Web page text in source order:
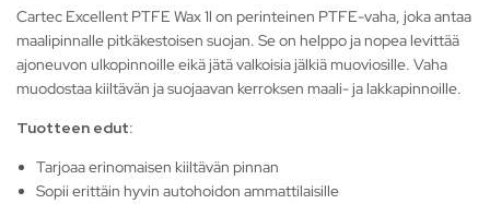
Cartec Excellent PTFE Wax 1l on perinteinen PTFE-vaha, joka antaa
maalipinnalle pitkäkestoisen suojan. Se on helppo ja nopea levittää
ajoneuvon ulkopinnoille eikä jätä valkoisia jälkiä muoviosille. Vaha
muodostaa kiiltävän ja suojaavan kerroksen maali- ja lakkapinnoille.
Tuotteen edut:
Tarjoaa erinomaisen kiiltävän pinnan
Sopii erittäin hyvin autohoidon ammattilaisille